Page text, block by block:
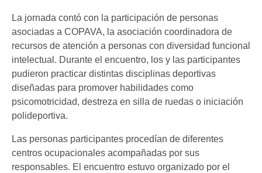
La jornada contó con la participación de personas
asociadas a COPAVA, la asociación coordinadora de
recursos de atención a personas con diversidad funcional
intelectual. Durante el encuentro, los y las participantes
pudieron practicar distintas disciplinas deportivas
diseñadas para promover habilidades como
psicomotricidad, destreza en silla de ruedas o iniciación
polideportiva.
Las personas participantes procedían de diferentes
centros ocupacionales acompañadas por sus
responsables. El encuentro estuvo organizado por el